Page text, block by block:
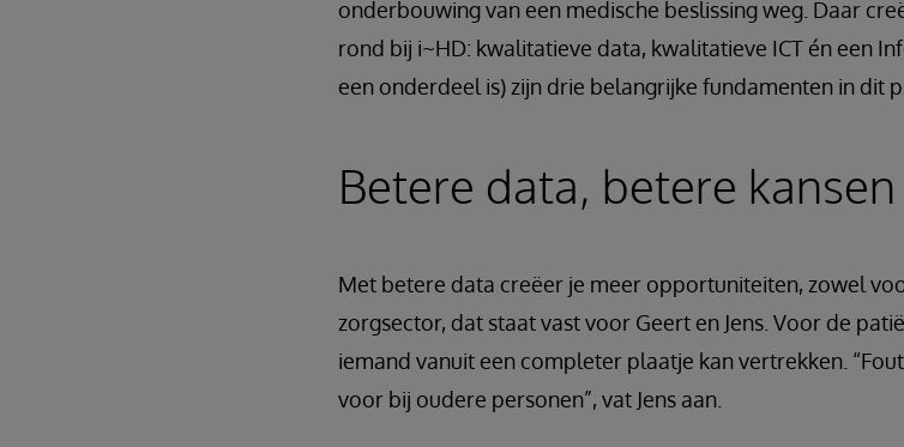
onderbouwing van een medische beslissing weg. Daar
rond bij i~HD: kwalitatieve data, kwalitatieve ICT én een
een onderdeel is) zijn drie belangrijke fundamenten in dit
Betere data, betere kansen
Met betere data creëer je meer opportuniteiten, zowel
zorgsector, dat staat vast voor Geert en Jens. Voor de
iemand vanuit een completer plaatje kan vertrekken.
voor bij oudere personen”, vat Jens aan.